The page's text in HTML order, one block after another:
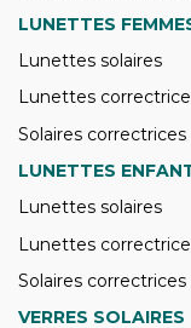
LUNETTES
Lunettes solaires
Lunettes
Solaires correctrices
LUNETTES
Lunettes solaires
Lunettes
Solaires correctrices
VERRES SOLAIRES